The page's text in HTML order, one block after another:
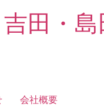
田・
会社概要